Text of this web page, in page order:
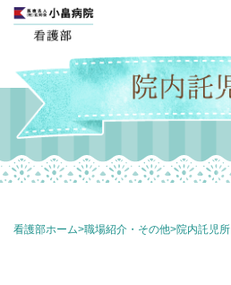
看護部ホーム>職場紹介・その他>院内託児所